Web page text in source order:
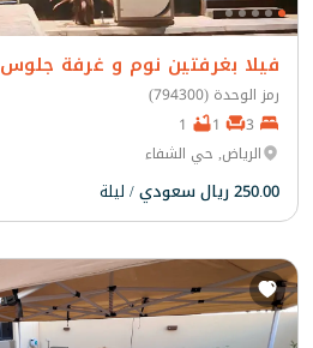
فيلا بغرفتين نوم و غرفة جلوس
رمز الوحدة (794300)
الرياض, حي الشفاء
250.00 ريال سعودي / ليلة